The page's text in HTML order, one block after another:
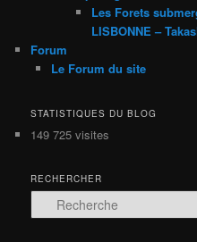
Les Forets
LISBONNE –
Forum
Le Forum du site
STATISTIQUES DU BLOG
149 725 visites
RECHERCHER
e